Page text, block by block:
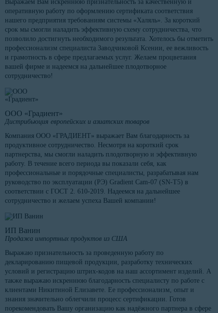
Выражаем Вам искреннюю признательность за качественную и
оперативную работу по оформлению сертификата соответствия
нашего предприятия требованиям системы «Халяль». За короткий
срок мы смогли наладить эффективную схему сотрудничества, что
позволило достигнуть необходимого результата. Хотелось бы отметить
профессионализм специалиста Заводчиковой Ксении, ее вежливость
и грамотность в сфере предлагаемых услуг. Желаем процветания
вашей фирме и надеемся на дальнейшее плодотворное
сотрудничество!
ООО «Градиент»
Дистрибьюция европейских и азиатских товаров
Компания ООО «ГРАДИЕНТ» выражает Вам благодарность за
продуктивное сотрудничество. Несмотря на короткий срок
партнерства, мы смогли наладить плодотворную и эффективную
работу. В течение всего периода вы показали себя, как
профессиональные и порядочные специалисты, разрабатывая нам
руководство по эксплуатации (РЭ) Gradient Cam-07 (SN-T5) в
соответствии с ГОСТ 2. 610-2019. Надеемся на дальнейшее
сотрудничество и желаем успеха Вашей компании!
ИП Ванин
Продажа импортных продуктов из США
Выражаю признательность за проведенную работу по
декларированию пищевой продукции, разработку технических
условий и регистрацию штрих-кодов на наш ассортимент изделий. А
также выражаю искреннюю благодарность специалисту по работе с
клиентами Никитиной Елизавете. Ее профессионализм, опыт и
знания значительно облегчили процесс сертификации. Готов
порекомендовать Вашу организацию как надёжного партнера в сфере